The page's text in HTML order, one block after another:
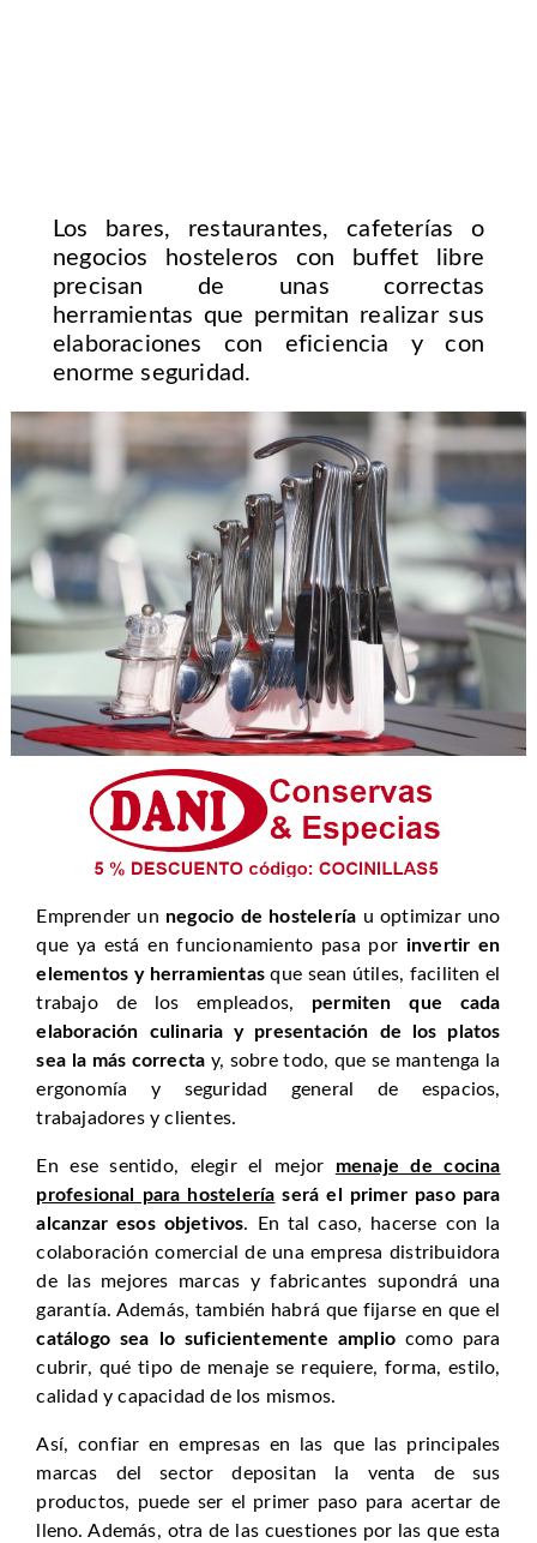
Los bares, restaurantes, cafeterías o
negocios hosteleros con buffet libre
precisan de unas correctas
herramientas que permitan realizar sus
elaboraciones con eficiencia y con
enorme seguridad.
Emprender un negocio de hostelería u optimizar uno
que ya está en funcionamiento pasa por invertir en
elementos y herramientasque sean útiles, faciliten el
trabajo de los empleados, permiten que cada
elaboración culinaria y presentación de los platos
sea la más correcta y, sobre todo, que se mantenga la
ergonomía y seguridad general de espacios,
trabajadores y clientes.
En ese sentido, elegir el mejor menaje de cocina
profesional para hostelería será el primer paso para
alcanzar esos objetivos. En tal caso, hacerse con la
colaboración comercial de una empresa distribuidora
de las mejores marcas y fabricantes supondrá una
garantía. Además, también habrá que fijarse en que el
catálogo sea lo suficientemente amplio como para
cubrir, qué tipo de menaje se requiere, forma, estilo,
calidad y capacidad de los mismos.
Así, confiar en empresas en las que las principales
marcas del sector depositan la venta de sus
productos, puede ser el primer paso para acertar de
lleno. Además, otra de las cuestiones por las que esta